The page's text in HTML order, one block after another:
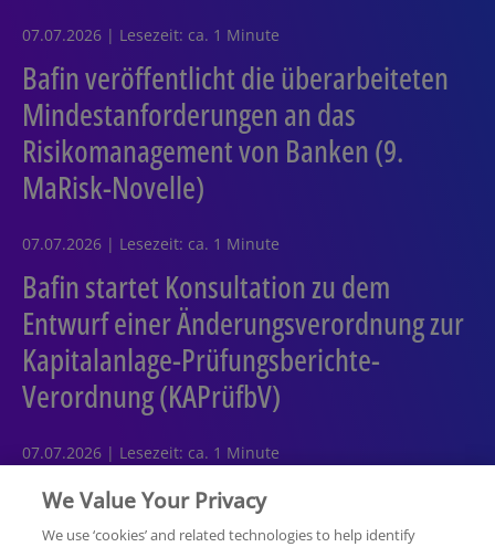
07.07.2026 | Lesezeit: ca. 1 Minute
Bafin veröffentlicht die überarbeiteten
Mindestanforderungen an das
Risikomanagement von Banken (9.
MaRisk-Novelle)
07.07.2026 | Lesezeit: ca. 1 Minute
Bafin startet Konsultation zu dem
Entwurf einer Änderungsverordnung zur
Kapitalanlage-Prüfungsberichte-
Verordnung (KAPrüfbV)
07.07.2026 | Lesezeit: ca. 1 Minute
We Value Your Privacy
We use ‘cookies’ and related technologies to help identify